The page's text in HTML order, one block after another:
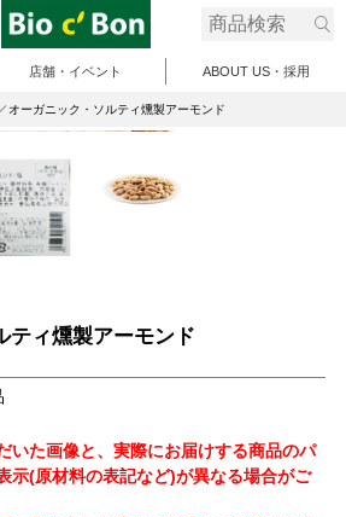
店舗・イベント ABOUT US・採用
オーガニック・ソルティ燻製アーモンド
ティ燻製アーモンド
いた画像と、実際にお届けする商品のパ
示(原材料の表記など)が異なる場合がご